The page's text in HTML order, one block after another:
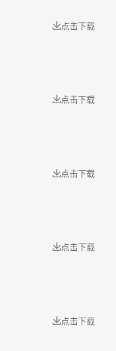
点击下载
点击下载
点击下载
点击下载
点击下载